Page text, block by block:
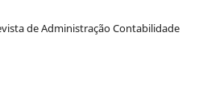
de Administração Contabilidade